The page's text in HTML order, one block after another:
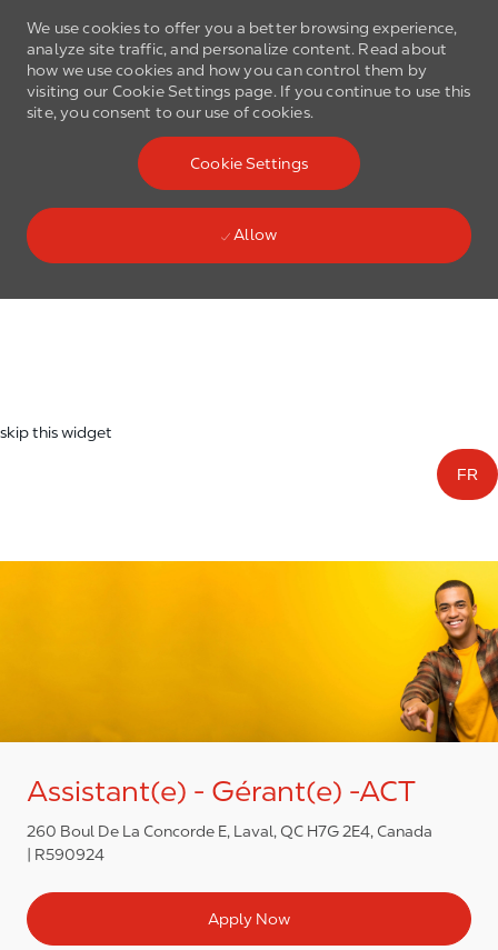
We use cookies to offer you a better browsing experience,
analyze site traffic, and personalize content. Read about
how we use cookies and how you can control them by
visiting our Cookie Settings page. If you continue to use this
site, you consent to our use of cookies.
Cookie Settings
Allow
Skip to main content
skip this widget
FR
Assistant(e) - Gérant(e) -ACT
260 Boul De La Concorde E, Laval, QC H7G 2E4, Canada
R590924
Apply Now